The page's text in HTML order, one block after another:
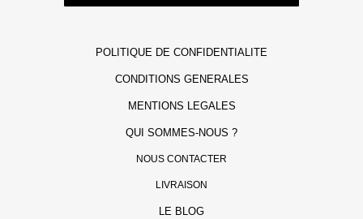
POLITIQUE DE CONFIDENTIALITE
CONDITIONS GENERALES
MENTIONS LEGALES
QUI SOMMES-NOUS ?
NOUS CONTACTER
LIVRAISON
LE BLOG